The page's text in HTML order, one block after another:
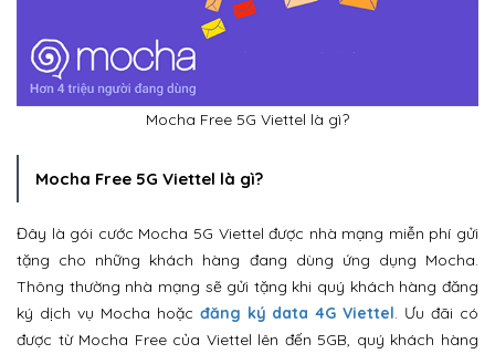
Mocha Free 5G Viettel là gì?
Mocha Free 5G Viettel là gì?
Đây là gói cước Mocha 5G Viettel được nhà mạng miễn phí gửi
tặng cho những khách hàng đang dùng ứng dụng Mocha.
Thông thường nhà mạng sẽ gửi tặng khi quý khách hàng đăng
ký dịch vụ Mocha hoặc đăng ký data 4G Viettel. Ưu đãi có
được từ Mocha Free của Viettel lên đến 5GB, quý khách hàng